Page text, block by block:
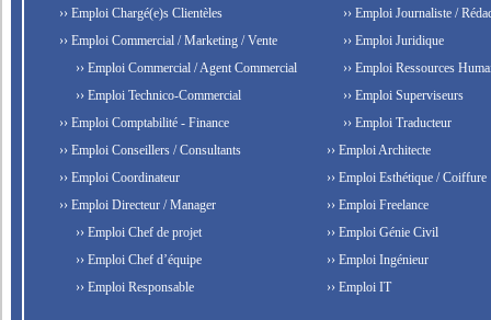
›› Emploi Chargé(e)s Clientèles
›› Emploi Commercial / Marketing / Vente
›› Emploi Commercial / Agent Commercial
›› Emploi Technico-Commercial
›› Emploi Comptabilité - Finance
›› Emploi Conseillers / Consultants
›› Emploi Coordinateur
›› Emploi Directeur / Manager
›› Emploi Chef de projet
›› Emploi Chef d’équipe
›› Emploi Responsable
›› Emploi Journaliste /
›› Emploi Juridique
›› Emploi Ressources
›› Emploi Superviseurs
›› Emploi Traducteur
›› Emploi Architecte
›› Emploi Esthétique / Coiffure
›› Emploi Freelance
›› Emploi Génie Civil
›› Emploi Ingénieur
›› Emploi IT